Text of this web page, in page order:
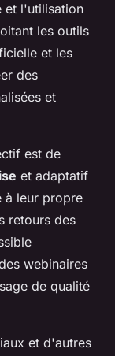
et l'utilisation
les outils
et les
des
et
est de
et adaptatif
à leur propre
retours des
webinaires
de qualité
et d'autres